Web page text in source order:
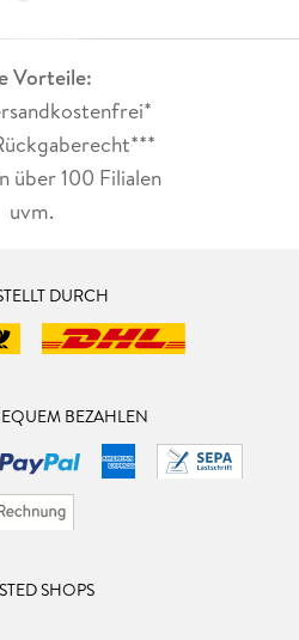
Vorteile:
über 100 Filialen
uvm.
DURCH
BEZAHLEN
SHOPS